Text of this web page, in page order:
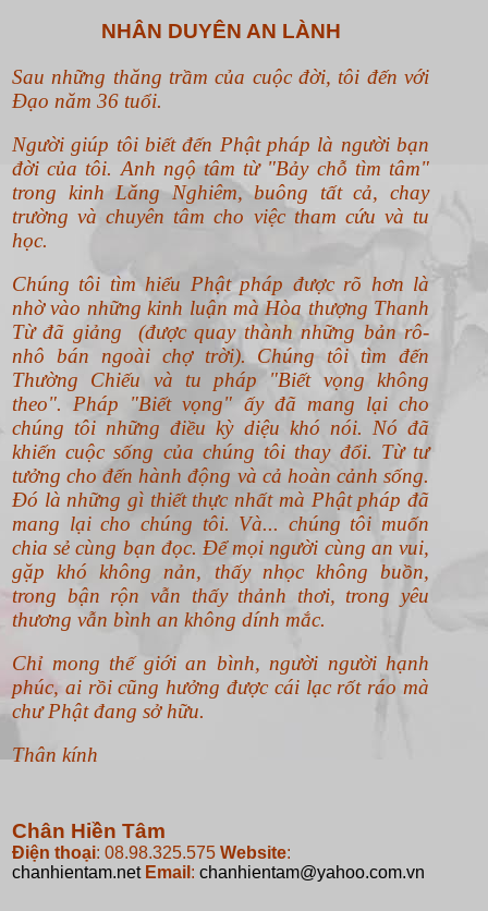
NHÂN DUYÊN AN LÀNH
Sau những thăng trầm của cuộc đời, tôi đến với
Đạo năm 36 tuổi.
Người giúp tôi biết đến Phật pháp là người bạn
đời của tôi. Anh ngộ tâm từ "Bảy chỗ tìm tâm"
trong kinh Lăng Nghiêm, buông tất cả, chay
trường và chuyên tâm cho việc tham cứu và tu
học.
Chúng tôi tìm hiểu Phật pháp được rõ hơn là
nhờ vào những kinh luận mà Hòa thượng Thanh
Từ đã giảng (được quay thành những bản rô-
nhô bán ngoài chợ trời). Chúng tôi tìm đến
Thường Chiếu và tu pháp "Biết vọng không
theo". Pháp "Biết vọng" ấy đã mang lại cho
chúng tôi những điều kỳ diệu khó nói. Nó đã
khiến cuộc sống của chúng tôi thay đổi. Từ tư
tưởng cho đến hành động và cả hoàn cảnh sống.
Đó là những gì thiết thực nhất mà Phật pháp đã
mang lại cho chúng tôi. Và... chúng tôi muốn
chia sẻ cùng bạn đọc. Để mọi người cùng an vui,
gặp khó không nản, thấy nhọc không buồn,
trong bận rộn vẫn thấy thảnh thơi, trong yêu
thương vẫn bình an không dính mắc.
Chỉ mong thế giới an bình, người người hạnh
phúc, ai rồi cũng hưởng được cái lạc rốt ráo mà
chư Phật đang sở hữu.
Thân kính
Chân Hiền Tâm
Điện thoại: 08.98.325.575 Website:
chanhientam.net Email : chanhientam@yahoo.com.vn